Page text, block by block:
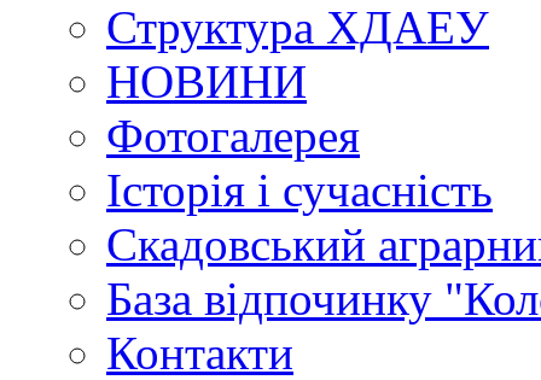
Структура ХДАЕУ
НОВИНИ
Фотогалерея
Історія і сучасність
Скадовський
База відпочинку
Контакти